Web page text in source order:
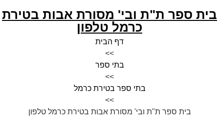
ספר ת"ת ובי' מסורת אבות בטירת
כרמל טלפון
דף הבית
>>
בתי ספר
>>
בתי ספר בטירת כרמל
>>
בית ספר ת"ת ובי' מסורת אבות בטירת כרמל טלפון